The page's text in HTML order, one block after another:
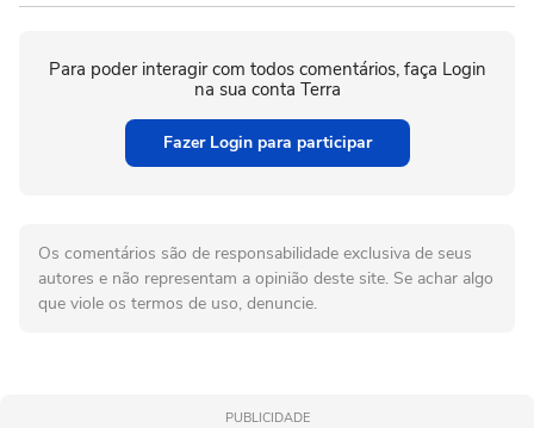
Para poder interagir com todos comentários, faça Login
na sua conta Terra
Fazer Login para participar
Os comentários são de responsabilidade exclusiva de seus
autores e não representam a opinião deste site. Se achar algo
que viole os termos de uso, denuncie.
PUBLICIDADE